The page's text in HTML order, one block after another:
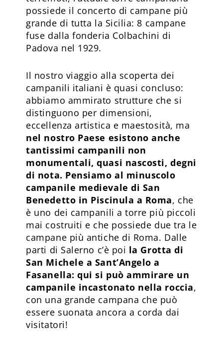
possiede il concerto di campane più
grande di tutta la Sicilia: 8 campane
fuse dalla fonderia Colbachini di
Padova nel 1929.
Il nostro viaggio alla scoperta dei
campanili italiani è quasi concluso:
abbiamo ammirato strutture che si
distinguono per dimensioni,
eccellenza artistica e maestosità, ma
nel nostro Paese esistono anche
tantissimi campanili non
monumentali, quasi nascosti, degni
di nota. Pensiamo al minuscolo
campanile medievale di San
Benedetto in Piscinula a Roma, che
è uno dei campanili a torre più piccoli
mai costruiti e che possiede due tra le
campane più antiche di Roma. Dalle
parti di Salerno c’è poi la Grotta di
San Michele a Sant’Angelo a
Fasanella: qui si può ammirare un
campanile incastonato nella roccia,
con una grande campana che può
essere suonata ancora a corda dai
visitatori!